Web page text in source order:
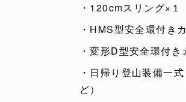
・120cmスリング×１
・HMS型安全環付き
・変形D型安全環付き
・日帰り登山装備一
ど）